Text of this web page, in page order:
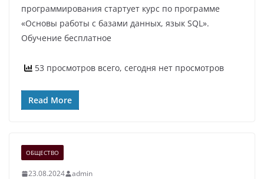
программирования стартует курс по программе
«Основы работы с базами данных, язык SQL».
Обучение бесплатное
53 просмотров всего, сегодня нет просмотров
Read More
ОБЩЕСТВО
23.08.2024 admin